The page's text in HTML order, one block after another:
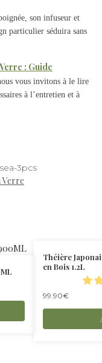
son infuseur et
particulier séduira sans
: Guide
vous invitons à le lire
à l’entretien et à
3pcs
Verre
Théière
en Bois 1.2L
99.90€